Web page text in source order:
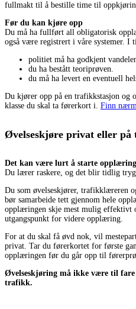
fullmakt til å bestille time til
Før du kan kjøre opp
Du må ha fullført all obligatorisk
også være registrert i våre systemer. I
politiet må ha godkjent
du ha bestått teoriprøven.
du må ha levert en eventuell
Du kjører opp på en trafikkstasjon og
klasse du skal ta førerkort i. Finn
Øvelseskjøre privat eller på
Det kan være lurt å starte
Du lærer raskere, og det blir tidlig
Du som øvelseskjører, trafikklæreren
bør samarbeide tett gjennom hele
opplæringen skje mest mulig effektivt
utgangspunkt for videre opplæring.
For at du skal få øvd nok, vil
privat. Tar du førerkortet for første
opplæringen før du går opp til
Øvelseskjøring må ikke være til
trafikk.